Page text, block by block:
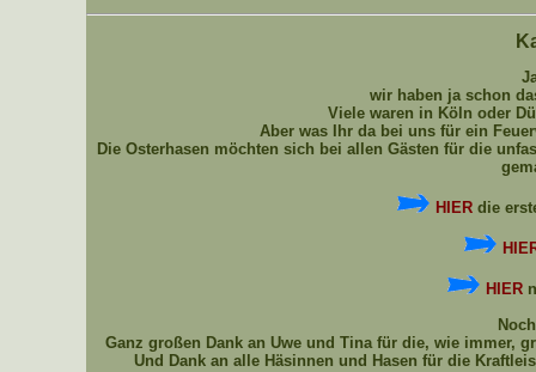
wir haben ja schon
Viele waren in Köln oder
Aber was Ihr da bei uns für ein
Die Osterhasen möchten sich bei allen Gästen für die
HIER die
HIER
Ganz großen Dank an Uwe und Tina für die, wie immer,
Und Dank an alle Häsinnen und Hasen für die